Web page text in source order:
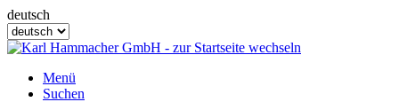
deutsch
Menü
Suchen